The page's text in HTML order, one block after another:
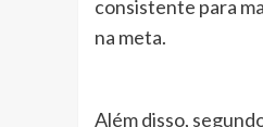
consistente para
na meta.
Além disso,